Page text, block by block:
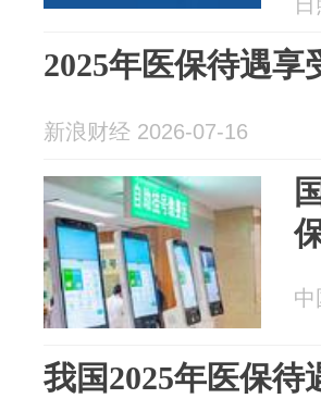
2025年医保待遇享
新浪财经 2026-07-16
中
我国2025年医保待